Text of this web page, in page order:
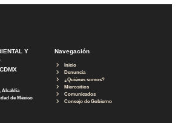
Y
Alcaldía
de México
Navegación
Inicio
Denuncia
¿Quiénes somos?
Micrositios
Comunicados
Consejo de Gobierno